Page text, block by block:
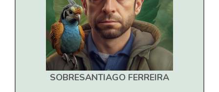
SOBRESANTIAGO FERREIRA